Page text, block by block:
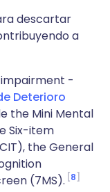
descartar
a
-
Deterioro
the Mini Mental
Six-item
the General
(7MS). 8